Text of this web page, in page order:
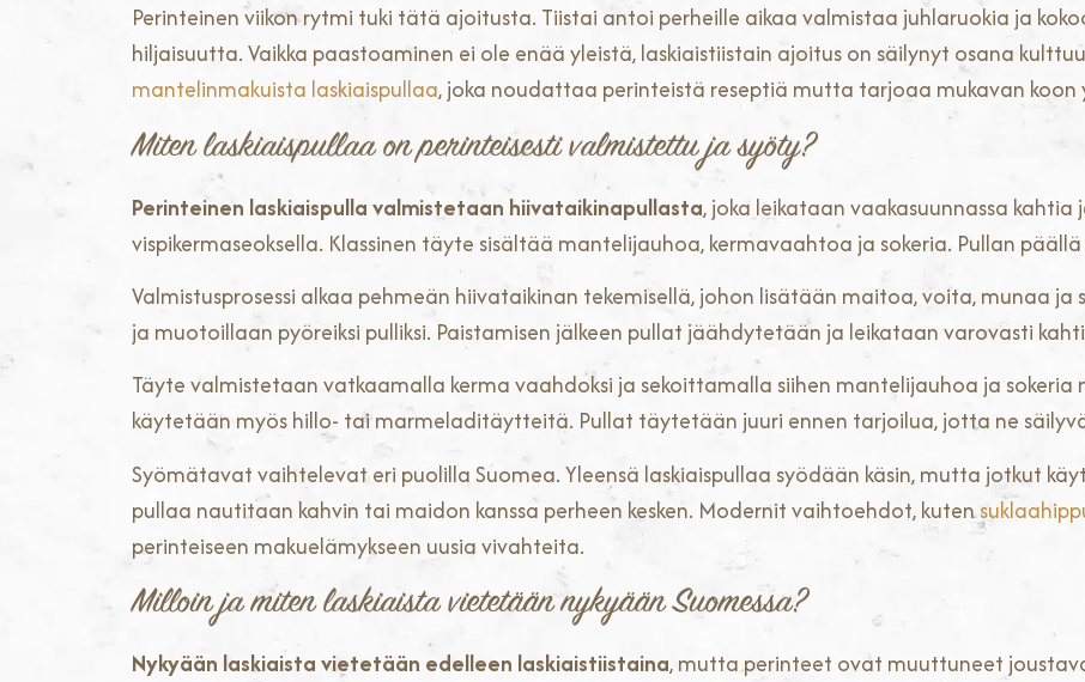
Perinteinen viikon rytmi tuki tätä ajoitusta. Tiistai antoi perheille aikaa valmistaa juhlaruokia ja
hiljaisuutta. Vaikka paastoaminen ei ole enää yleistä, laskiaistiistain ajoitus on säilynyt osana
mantelinmakuista laskiaispullaa, joka noudattaa perinteistä reseptiä mutta tarjoaa mukavan koon
Miten laskiaispullaa on perinteisesti valmistettu ja syöty?
Perinteinen laskiaispulla valmistetaan hiivataikinapullasta, joka leikataan vaakasuunnassa
vispikermaseoksella. Klassinen täyte sisältää mantelijauhoa, kermavaahtoa ja sokeria. Pullan
Valmistusprosessi alkaa pehmeän hiivataikinan tekemisellä, johon lisätään maitoa, voita, munaa ja
ja muotoillaan pyöreiksi pulliksi. Paistamisen jälkeen pullat jäähdytetään ja leikataan varovasti
Täyte valmistetaan vatkaamalla kerma vaahdoksi ja sekoittamalla siihen mantelijauhoa ja sokeria
käytetään myös hillo- tai marmeladitäytteitä. Pullat täytetään juuri ennen tarjoilua, jotta ne
Syömätavat vaihtelevat eri puolilla Suomea. Yleensä laskiaispullaa syödään käsin, mutta jotkut
pullaa nautitaan kahvin tai maidon kanssa perheen kesken. Modernit vaihtoehdot, kuten
perinteiseen makuelämykseen uusia vivahteita.
Milloin ja miten laskiaista vietetään nykyään Suomessa?
Nykyään laskiaista vietetään edelleen laskiaistiistaina, mutta perinteet ovat muuttuneet